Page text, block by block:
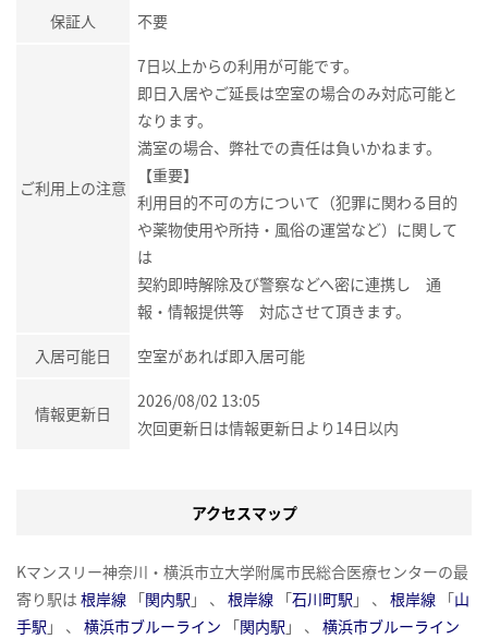
保証人 不要
ご利用上の注意
7日以上からの利用が可能です。
即日入居やご延長は空室の場合のみ対応可能と
なります。
満室の場合、弊社での責任は負いかねます。
【重要】
利用目的不可の方について（犯罪に関わる目的
や薬物使用や所持・風俗の運営など）に関して
は
契約即時解除及び警察などへ密に連携し 通
報・情報提供等 対応させて頂きます。
入居可能日 空室があれば即入居可能
情報更新日
2026/08/02 13:05
次回更新日は情報更新日より14日以内
アクセスマップ
Kマンスリー神奈川・横浜市立大学附属市民総合医療センターの最
寄り駅は 根岸線 「関内駅 」 、 根岸線 「石川町駅 」 、 根岸線 「山
手駅 」 、 横浜市ブルーライン 「関内駅 」 、 横浜市ブルーライン